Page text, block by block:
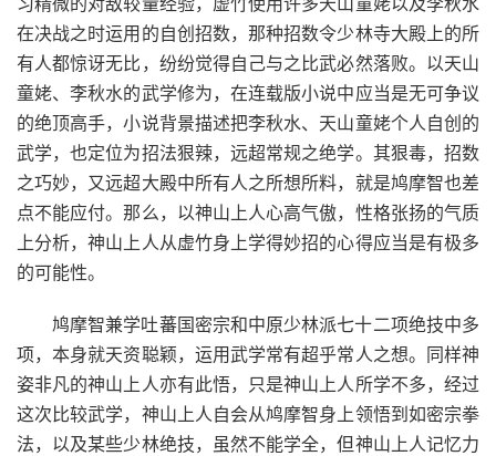
在决战之时运用的自创招数，那种招数令少林寺大殿上的所
有人都惊讶无比，纷纷觉得自己与之比武必然落败。以天山
童姥、李秋水的武学修为，在连载版小说中应当是无可争议
的绝顶高手，小说背景描述把李秋水、天山童姥个人自创的
武学，也定位为招法狠辣，远超常规之绝学。其狠毒，招数
之巧妙，又远超大殿中所有人之所想所料，就是鸠摩智也差
点不能应付。那么，以神山上人心高气傲，性格张扬的气质
上分析，神山上人从虚竹身上学得妙招的心得应当是有极多
的可能性。
鸠摩智兼学吐蕃国密宗和中原少林派七十二项绝技中多
项，本身就天资聪颖，运用武学常有超乎常人之想。同样神
姿非凡的神山上人亦有此悟，只是神山上人所学不多，经过
这次比较武学，神山上人自会从鸠摩智身上领悟到如密宗拳
法，以及某些少林绝技，虽然不能学全，但神山上人记忆力